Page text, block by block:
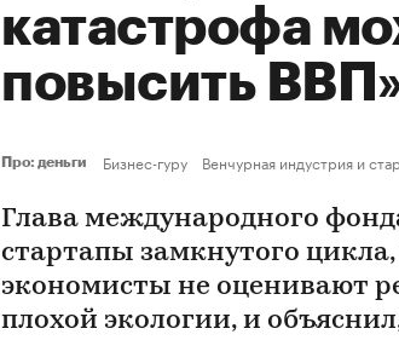
катастрофа
повысить
Про: деньги Бизнес-гуру Венчурная индустрия и
Глава международного
стартапы замкнутого цикла,
экономисты не оценивают
плохой экологии, и